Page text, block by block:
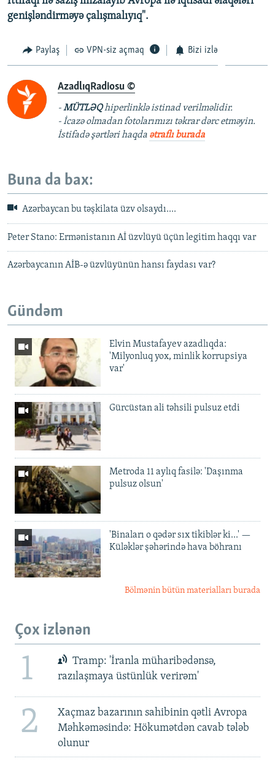
genişləndirməyə çalışmalıyıq".
Paylaş VPN-siz açmaq Bizi izlə
AzadlıqRadiosu ©
-MÜTLƏQhiperlinklə istinad verilməlidir.
- İcazə olmadan fotolarımızı təkrar dərc etməyin.
İstifadə şərtləri haqda ətraflı burada
Buna da bax:
Azərbaycan bu təşkilata üzv olsaydı....
Peter Stano: Ermənistanın Aİ üzvlüyü üçün legitim haqqı var
Azərbaycanın AİB-ə üzvlüyünün hansı faydası var?
Gündəm
Elvin Mustafayev azadlıqda:
'Milyonluq yox, minlik korrupsiya
var'
Gürcüstan ali təhsili pulsuz etdi
Metroda 11 aylıq fasilə: 'Daşınma
pulsuz olsun'
'Binaları o qədər sıx tikiblər ki...' —
Küləklər şəhərində hava böhranı
Bölmənin bütün materialları burada
Çox izlənən
1
Tramp: 'İranla müharibədənsə,
razılaşmaya üstünlük verirəm'
2
Xaçmaz bazarının sahibinin qətli Avropa
Məhkəməsində: Hökumətdən cavab tələb
olunur